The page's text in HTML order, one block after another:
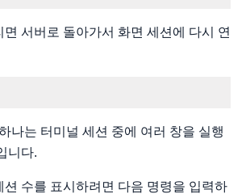
면 서버로 돌아가서 화면 세션에 다시 연
나는 터미널 세션 중에 여러 창을 실행
니다.
션 수를 표시하려면 다음 명령을 입력하